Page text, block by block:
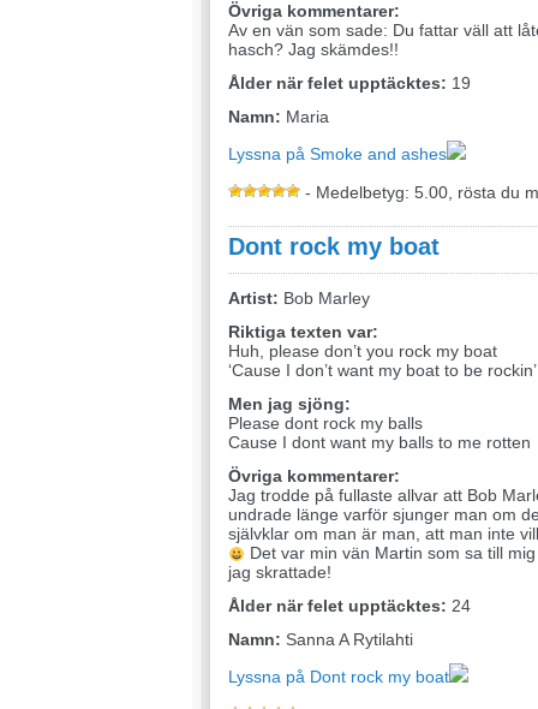
Övriga kommentarer:
Av en vän som sade: Du fattar väll att
hasch? Jag skämdes!!
Ålder när felet upptäcktes: 19
Namn: Maria
Lyssna på Smoke and ashes
- Medelbetyg: 5.00, rösta du
Dont rock my boat
Artist: Bob Marley
Riktiga texten var:
Huh, please don’t you rock my boat
‘Cause I don’t want my boat to be
Men jag sjöng:
Please dont rock my balls
Cause I dont want my balls to me rotten
Övriga kommentarer:
Jag trodde på fullaste allvar att Bob
undrade länge varför sjunger man om
självklar om man är man, att man inte
Det var min vän Martin som sa till
jag skrattade!
Ålder när felet upptäcktes: 24
Namn: Sanna A Rytilahti
Lyssna på Dont rock my boat